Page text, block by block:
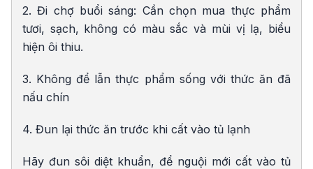
2. Đi chợ buổi sáng: Cần chọn mua thực phẩm
tươi, sạch, không có màu sắc và mùi vị lạ, biểu
hiện ôi thiu.
3. Không để lẫn thực phẩm sống với thức ăn đã
nấu chín
4. Đun lại thức ăn trước khi cất vào tủ lạnh
Hãy đun sôi diệt khuẩn, để nguội mới cất vào tủ